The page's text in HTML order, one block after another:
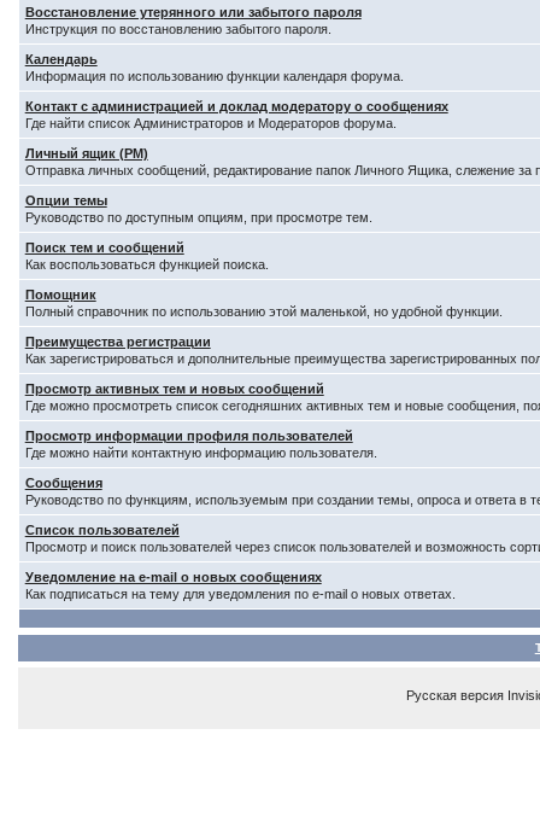
Восстановление утерянного или забытого пароля
Инструкция по восстановлению забытого пароля.
Календарь
Информация по использованию функции календаря форума.
Контакт с администрацией и доклад модератору о сообщениях
Где найти список Администраторов и Модераторов форума.
Личный ящик (PM)
Отправка личных сообщений, редактирование папок Личного Ящика, слежение
Опции темы
Руководство по доступным опциям, при просмотре тем.
Поиск тем и сообщений
Как воспользоваться функцией поиска.
Помощник
Полный справочник по использованию этой маленькой, но удобной функции.
Преимущества регистрации
Как зарегистрироваться и дополнительные преимущества зарегистрированных
Просмотр активных тем и новых сообщений
Где можно просмотреть список сегодняшних активных тем и новые сообщения,
Просмотр информации профиля пользователей
Где можно найти контактную информацию пользователя.
Сообщения
Руководство по функциям, используемым при создании темы, опроса и ответа в
Список пользователей
Просмотр и поиск пользователей через список пользователей и возможность
Уведомление на e-mail о новых сообщениях
Как подписаться на тему для уведомления по e-mail о новых ответах.
Русская версия